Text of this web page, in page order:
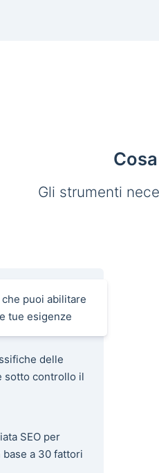
Gli strumenti
puoi abilitare
tue esigenze
delle
sotto controllo il
SEO per
a 30 fattori